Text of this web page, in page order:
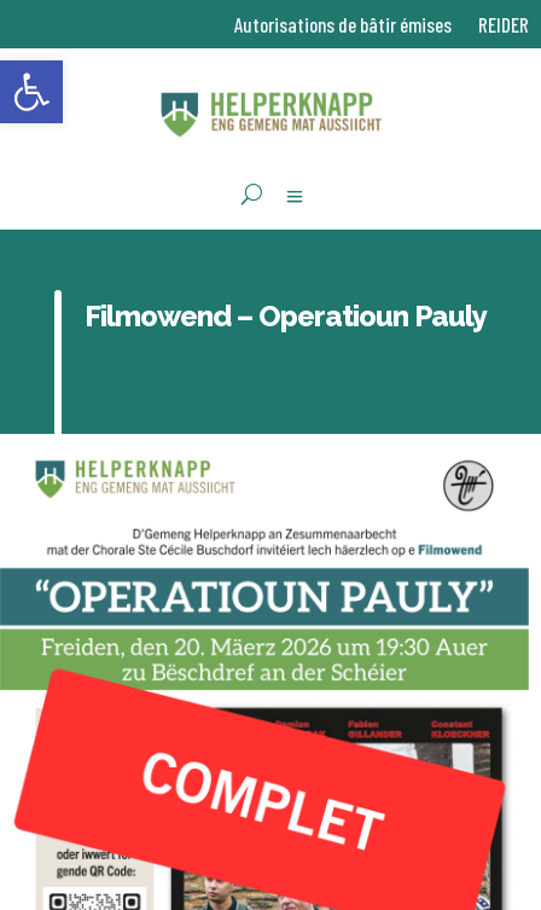
Ouvrir la barre d’outils
Autorisations de bâtir émises REIDER
Filmowend – Operatioun Pauly